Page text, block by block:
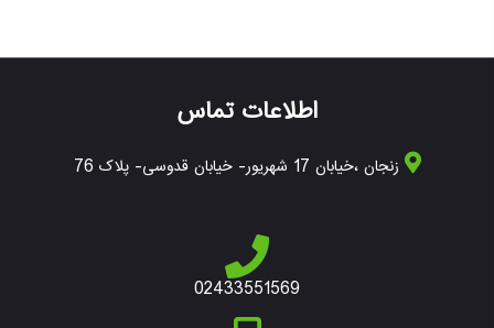
اطلاعات تماس
زنجان ،خیابان 17 شهریور- خیابان قدوسی- پلاک 76
02433551569